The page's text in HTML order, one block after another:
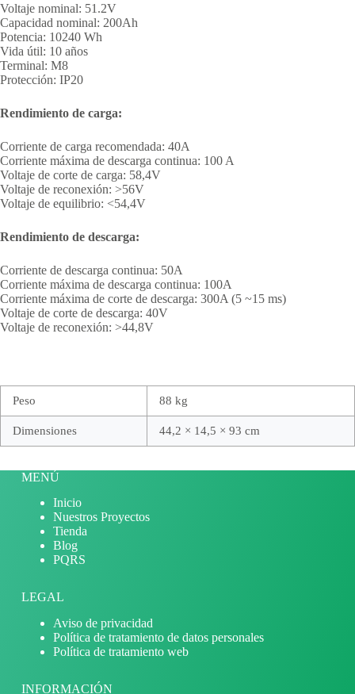
Voltaje nominal: 51.2V
Capacidad nominal: 200Ah
Potencia: 10240 Wh
Vida útil: 10 años
Terminal: M8
Protección: IP20
Rendimiento de carga:
Corriente de carga recomendada: 40A
Corriente máxima de descarga continua: 100 A
Voltaje de corte de carga: 58,4V
Voltaje de reconexión: >56V
Voltaje de equilibrio: <54,4V
Rendimiento de descarga:
Corriente de descarga continua: 50A
Corriente máxima de descarga continua: 100A
Corriente máxima de corte de descarga: 300A (5 ~15 ms)
Voltaje de corte de descarga: 40V
Voltaje de reconexión: >44,8V
Peso 88 kg
Dimensiones 44,2 × 14,5 × 93 cm
MENÚ
Inicio
Nuestros Proyectos
Tienda
Blog
PQRS
LEGAL
Aviso de privacidad
Política de tratamiento de datos personales
Política de tratamiento web
INFORMACIÓN